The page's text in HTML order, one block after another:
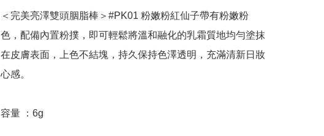
＜完美亮澤雙頭胭脂棒＞#PK01 粉嫩粉紅仙子帶有粉嫩粉
色，配備內置粉撲，即可輕鬆將溫和融化的乳霜質地均勻塗抹
在皮膚表面，上色不結塊，持久保持色澤透明，充滿清新日妝
心感。
容量 ：6g